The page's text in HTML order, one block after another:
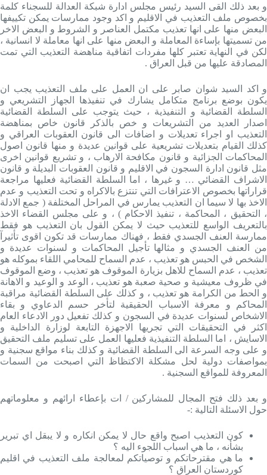
و بعد ذلك القى السيد رئيس مجلس ادارة شبكة العدالة للسجناء كلمة
بخصوص ملف التعذيب في الاقليم و اكد وجود ممارسات يمكن تكييفها
البعض منها على انها تعذيب مكتمل العناصر و الشروط و البعض الاخر
من تسميتها بإساءة المعاملة و البعض منها على انها معاملة لا انسانية ،
لكن في النهاية تعتبر كلها مفردات اتفاقية مناهضة التعذيب التي تمت
المصادقة عليها من قبل العراق .
و اكد السيد شوان صابر على ان العمل على ملف التعذيب يجب ان
يكون بوضع برنامج متكامل يشارك في تنفيذها الجهاز التشريعي و
السلطة القضائية و التنفيذية ، حيث يتوجب على السلطة القضائية
اصدار العديد من التشريعات و خص بالذكر قانون خاص بمناهضة
التعذيب او اجراء تعديلات و اضافات الى قانون العقوبات العراقي و
كذلك القيام بتعديلات تشريعية على قوانين عديدة و منها قانون اصول
المحاكمات الجزائية و قانون مكافحة الارهاب ، و تشريع قوانين اخرى
مثل قانون ادارة السجون في الاقليم و قانون العقوبات البديلة و قانون
الاشراف القضائي … و غيرها ، اما السلطة القضائية فعليها مراجعة
قراراتها بخصوص الاعترافات التي تنتزع بالاكراه و تحت التعذيب و عدم
الاخذ بها لا سيما ان التعذيب يمارس في المراحل المختلفة ( جمع الادلة
، التحقيق ، المحاكمة ، تنفيذ الاحكام ) ، و على مجلس القضاء الاخذ
بالتعريف الواسع للتعذيب حيث لا يمكن القول بان التعذيب هو فقط
ممارسة العنف الجسدي فقط ، فهناك ممارسات قد تكون اقوى تأثيرآ
من العنف الجسدي و مثالها تأجيل المحاكمات و لسنوات عديدة و
الشخص في الحبس هو تعذيب ، عدم السماح للمحامي اللقاء بموكله هو
تعذيب ، عدم السماح للاهل بزيارة الموقوف هو تعذيب ، وضع الموقوف
في ظروف معيشية و صحية صعبة هو تعذيب ، الوعد و الوعيد و الاهانة
و الحط من الكرامة هو تعذيب ، و كذلك على السلطة القضائية مراقبة
المحاكم و معرفة الاسباب الحقيقية لتأخر حسم الدعاوي و بقاء
الاشخاص لسنوات عديدة في السجون و كذلك تفعيل دور الادعاء العام
اكثر في التحقيقات التي تجريها الاجهزة التابعة لوزارة الداخلية و
الاسايش ، اما السلطة التنفيذية فعليها العمل على تسليم ملف التحقيق
و على وجه السرعة الى السلطة القضائية و كذلك بناء مواقع سجنية و
بمواصفات دولية لحل مشكلة الاكتظاظ التي اصبحت من السمات
المعروفة للمواقع السجنية .
و بعد ذلك فتح المجال للمشاركين / ات بإعطاء ارائهم و معلوماتهم
حول الاسئلة التالية :-
كون التعذيب اصبح واقع حال لا يمكن انكاره و لا يبقل اي تبرير
بشأنه ، ما هي اسباب اللجوء اليه ؟
ما هي مقترحاتكم و توصياتكم لمعالجة ملف التعذيب في اقليم
كوردستان العراق ؟